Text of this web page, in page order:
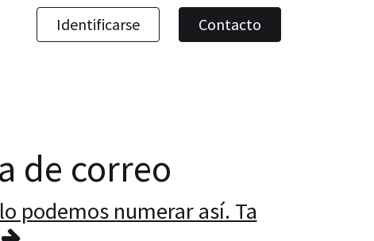
Identificarse
Contacto
de correo
podemos numerar así. Ta